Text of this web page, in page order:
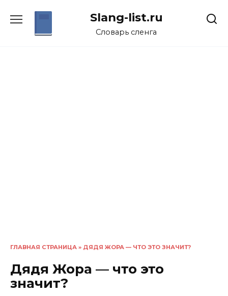
Slang-list.ru
Словарь сленга
ГЛАВНАЯ СТРАНИЦА » ДЯДЯ ЖОРА — ЧТО ЭТО ЗНАЧИТ?
Дядя Жора — что это
значит?